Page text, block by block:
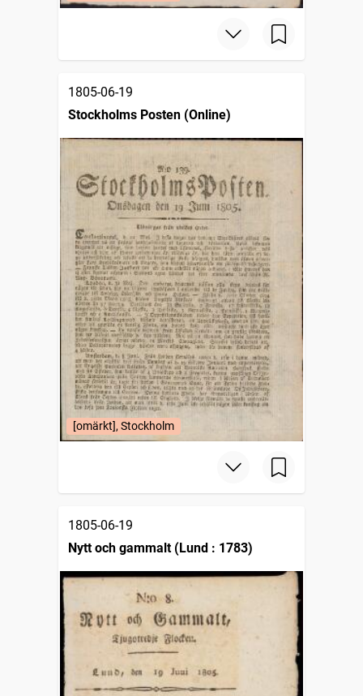
1805-06-19
Stockholms Posten (Online)
[omärkt], Stockholm
1805-06-19
Nytt och gammalt (Lund : 1783)